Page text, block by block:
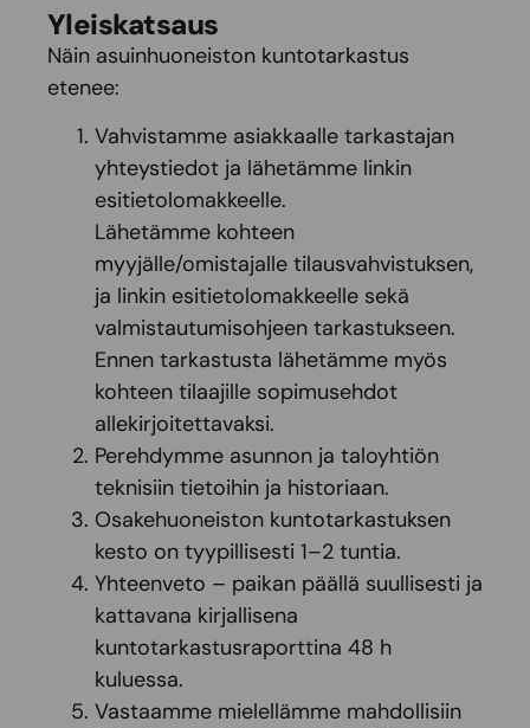
Yleiskatsaus
Näin asuinhuoneiston kuntotarkastus
etenee:
Vahvistamme asiakkaalle tarkastajan
yhteystiedot ja lähetämme linkin
esitietolomakkeelle.
Lähetämme kohteen
myyjälle/omistajalle tilausvahvistuksen,
ja linkin esitietolomakkeelle sekä
valmistautumisohjeen tarkastukseen.
Ennen tarkastusta lähetämme myös
kohteen tilaajille sopimusehdot
allekirjoitettavaksi.
Perehdymme asunnon ja taloyhtiön
teknisiin tietoihin ja historiaan.
Osakehuoneiston kuntotarkastuksen
kesto on tyypillisesti 1–2 tuntia.
Yhteenveto – paikan päällä suullisesti ja
kattavana kirjallisena
kuntotarkastusraporttina 48 h
kuluessa.
Vastaamme mielellämme mahdollisiin